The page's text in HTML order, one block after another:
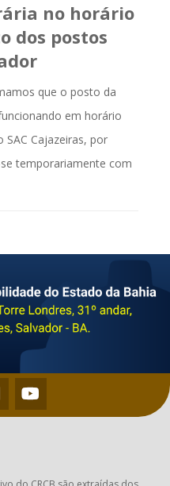
no horário
dos postos
que o posto da
em horário
SAC Cajazeiras, por
temporariamente com